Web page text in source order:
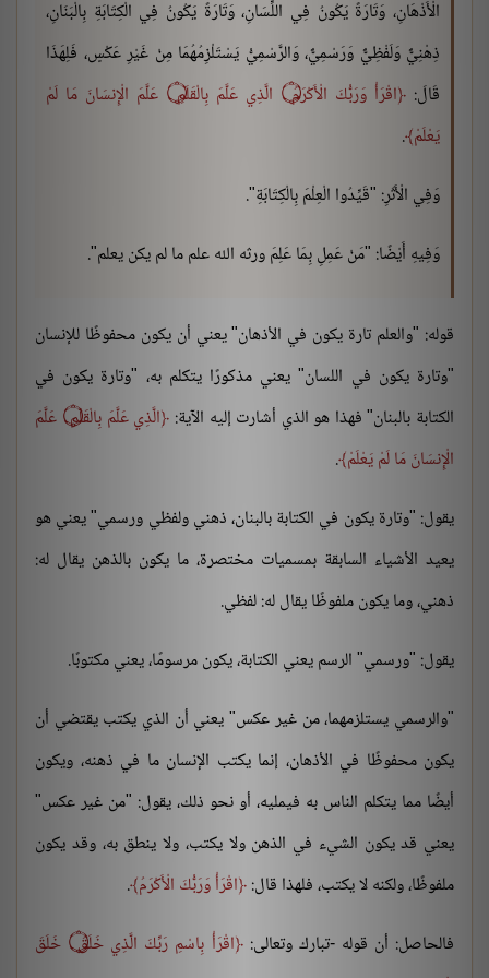
الْأَذْهَانِ، وَتَارَةً يَكُونُ فِي اللِّسَانِ، وَتَارَةً يَكُونُ فِي الْكِتَابَةِ بِالْبَنَانِ،
ذِهْنِيٌّ وَلَفْظِيٌّ وَرَسْمِيٌّ، وَالرَّسْمِيُّ يَسْتَلْزِمُهُمَا مِنْ غَيْرِ عَكْسٍ، فَلِهَذَا
قَالَ:
اقْرَأْ وَرَبُّكَ الْأَكْرَمُ ۝ الَّذِي عَلَّمَ بِالْقَلَمِ ۝ عَلَّمَ الْإِنسَانَ مَا لَمْ
يَعْلَمْ .
وَفِي الْأَثَرِ: "قَيِّدُوا الْعِلْمَ بِالْكِتَابَةِ".
وَفِيهِ أَيْضًا: "مَنْ عَمِلِ بِمَا عَلِمَ ورثه الله علم ما لم يكن يعلم".
قوله: "والعلم تارة يكون في الأذهان" يعني أن يكون محفوظًا للإنسان
"وتارة يكون في اللسان" يعني مذكورًا يتكلم به، "وتارة يكون في
الكتابة بالبنان" فهذا هو الذي أشارت إليه الآية:
الَّذِي عَلَّمَ بِالْقَلَمِ ۝ عَلَّمَ
الْإِنسَانَ مَا لَمْ يَعْلَمْ .
يقول: "وتارة يكون في الكتابة بالبنان، ذهني ولفظي ورسمي" يعني هو
يعيد الأشياء السابقة بمسميات مختصرة، ما يكون بالذهن يقال له:
ذهني، وما يكون ملفوظًا يقال له: لفظي.
يقول: "ورسمي" الرسم يعني الكتابة، يكون مرسومًا، يعني مكتوبًا.
"والرسمي يستلزمهما، من غير عكس" يعني أن الذي يكتب يقتضي أن
يكون محفوظًا في الأذهان، إنما يكتب الإنسان ما في ذهنه، ويكون
أيضًا مما يتكلم الناس به فيمليه، أو نحو ذلك، يقول: "من غير عكس"
يعني قد يكون الشيء في الذهن ولا يكتب، ولا ينطق به، وقد يكون
ملفوظًا، ولكنه لا يكتب، فلهذا قال: اقْرَأْ وَرَبُّكَ الْأَكْرَمُ .
فالحاصل: أن قوله -تبارك وتعالى:
اقْرَأْ بِاسْمِ رَبِّكَ الَّذِي خَلَقَ ۝ خَلَقَ